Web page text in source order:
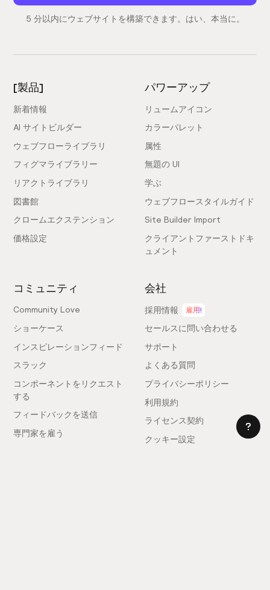
5 分以内にウェブサイトを構築できます。はい、本当に。
[製品]
新着情報
AI サイトビルダー
ウェブフローライブラリ
フィグマライブラリー
リアクトライブラリ
図書館
クロームエクステンション
価格設定
パワーアップ
リュームアイコン
カラーパレット
属性
無題の UI
学ぶ
ウェブフロースタイルガイド
Site Builder Import
クライアントファーストドキ
ュメント
コミュニティ
Community Love
ショーケース
インスピレーションフィード
スラック
コンポーネントをリクエスト
する
フィードバックを送信
専門家を雇う
会社
採用情報 雇用!
セールスに問い合わせる
サポート
よくある質問
プライバシーポリシー
利用規約
ライセンス契約
クッキー設定